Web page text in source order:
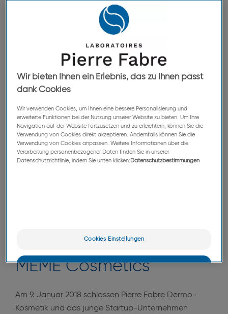
Biotech-Unternehmen Array BioPharma ab, um eine
Kombination zwei neuer Molekülen im Bereich
Onkologie zu entwickeln und zu vermarkten. Nach
positiven Ergebnissen aus klinischen Studien wurde
das neue verschreibungspflichtige Medikament auf
den Markt gebracht. Ein grosser Schritt für Patienten
mit fortgeschrittenen Melanomen und eine neue
erfolgversprechende klinische Studien weiter verfolgt
werden.
MÊME Cosmetics
Am 9. Januar 2018 schlossen Pierre Fabre Dermo-
Kosmetik und das junge Startup-Unternehmen
Wir bieten Ihnen ein Erlebnis, das zu Ihnen passt
dank Cookies
Wir verwenden Cookies, um Ihnen eine bessere Personalisierung und
erweiterte Funktionen bei der Nutzung unserer Website zu bieten. Um Ihre
Navigation auf der Website fortzusetzen und zu erleichtern, können Sie die
Verwendung von Cookies direkt akzeptieren. Andernfalls können Sie die
Verwendung von Cookies anpassen. Weitere Informationen über die
Verarbeitung personenbezogener Daten finden Sie in unserer
Datenschutzrichtlinie, indem Sie unten klicken: Datenschutzbestimmungen
Cookies Einstellungen
Nur das Wesentliche
OK